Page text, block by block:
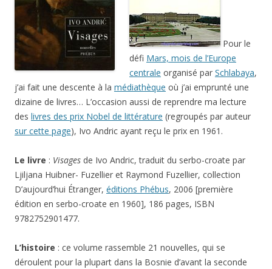
Pour le
défi Mars, mois de l’Europe
centrale organisé par Schlabaya,
j’ai fait une descente à la médiathèque où j’ai emprunté une
dizaine de livres… L’occasion aussi de reprendre ma lecture
des livres des prix Nobel de littérature (regroupés par auteur
sur cette page), Ivo Andric ayant reçu le prix en 1961.
Le livre : Visages de Ivo Andric, traduit du serbo-croate par
Ljiljana Huibner- Fuzellier et Raymond Fuzellier, collection
D’aujourd’hui Étranger, éditions Phébus, 2006 [première
édition en serbo-croate en 1960], 186 pages, ISBN
9782752901477.
L’histoire : ce volume rassemble 21 nouvelles, qui se
déroulent pour la plupart dans la Bosnie d’avant la seconde